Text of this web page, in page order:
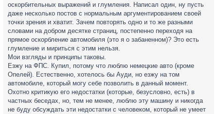
оскорбительных выражений и глумления. Написал один, ну пусть
даже несколько постов с нормальным аргументированием своей
точки зрения и хватит. Зачем повторять одно и то же разными
словами на добром десятке страниц, постепенно переходя на
прямое оскорбление автомобиля (это я о забаненном)? Это есть
глумление и мириться с этим нельзя.
Мои взгляды и принципы таковы.
Езжу на ФПС. Купил, потому что люблю немецкие авто (кроме
Опелей). Естественно, хотелось бы Ауди, но езжу на том
автомобиле, который могу себе позволить в данный момент.
Охотно критикую его недостатки (которые, безусловно, есть) в
частных беседах, но, тем не менее, люблю эту машину и никогда
не буду обсуждать эти недостатки с человеком, который не умеет